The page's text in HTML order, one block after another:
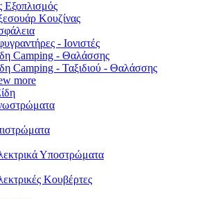
Εξοπλισμός
Κουζίνας
- Ιονιστές
Camping - Θαλάσσης
Camping - Ταξιδιού - Θαλάσσης
more
Υποστρώματα
Κουβέρτες